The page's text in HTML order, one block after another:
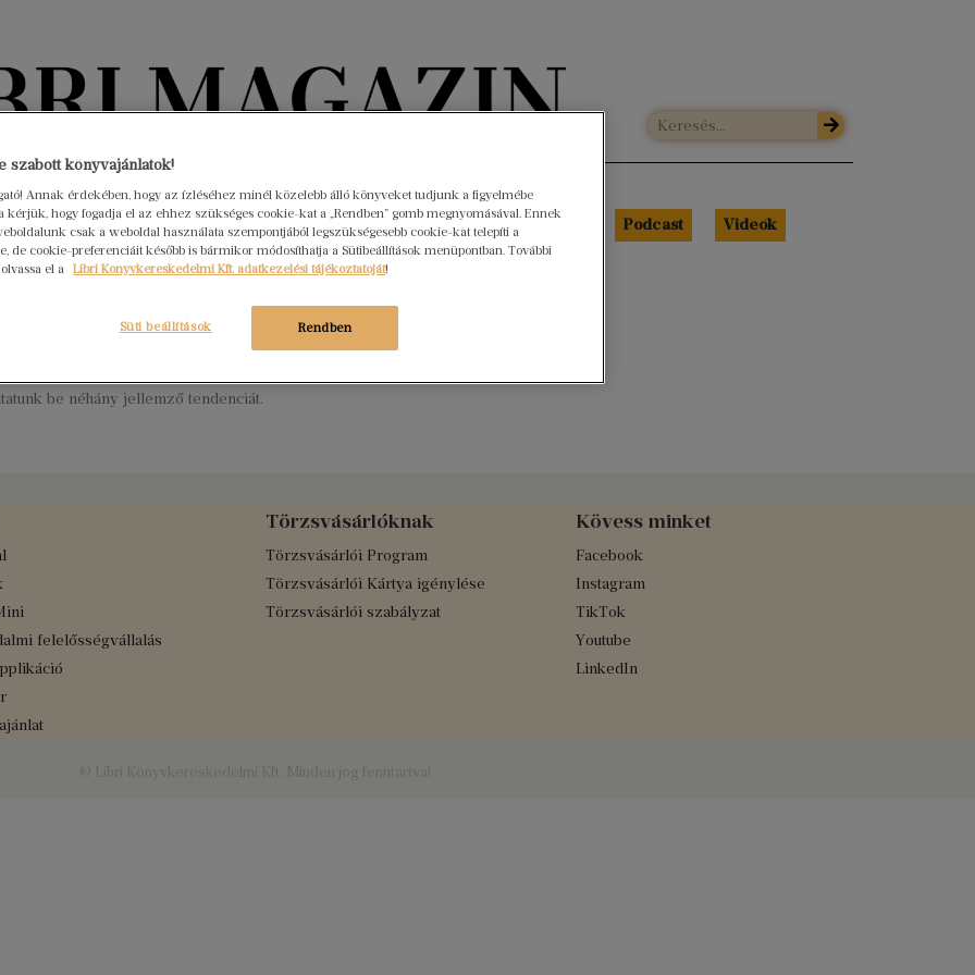
Könyvektől az olvasókig
Interjúk Beleolvasó A hónap könyvei HÍREK Libri Portré Podcast Videók
sok verset olvasunk
be néhány jellemző tendenciát.
felelősségvállalás
Törzsvásárlóknak
Törzsvásárlói Program
Törzsvásárlói Kártya igénylése
Törzsvásárlói szabályzat
Kövess minket
Facebook
Instagram
TikTok
Youtube
LinkedIn
szabott könyvajánlatok!
Annak érdekében, hogy az ízléséhez minél közelebb álló könyveket tudjunk a figyelmébe
kérjük, hogy fogadja el az ehhez szükséges cookie-kat a „Rendben” gomb megnyomásával. Ennek
csak a weboldal használata szempontjából legszükségesebb cookie-kat telepíti a
de cookie-preferenciáit később is bármikor módosíthatja a Sütibeállítások menüpontban. További
el a Libri Könyvkereskedelmi Kft. adatkezelési tájékoztatóját!
Rendben
Süti beállítások